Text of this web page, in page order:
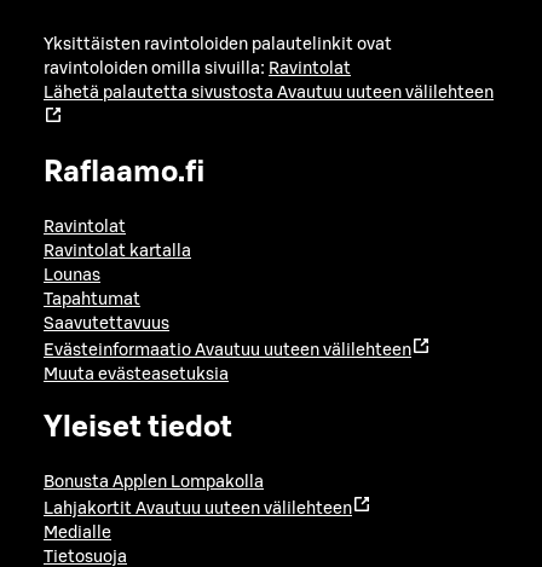
Yksittäisten ravintoloiden palautelinkit ovat
ravintoloiden omilla sivuilla: Ravintolat
Lähetä palautetta sivustosta Avautuu uuteen välilehteen
Raflaamo.fi
Ravintolat
Ravintolat kartalla
Lounas
Tapahtumat
Saavutettavuus
Evästeinformaatio Avautuu uuteen välilehteen
Muuta evästeasetuksia
Yleiset tiedot
Bonusta Applen Lompakolla
Lahjakortit Avautuu uuteen välilehteen
Medialle
Tietosuoja